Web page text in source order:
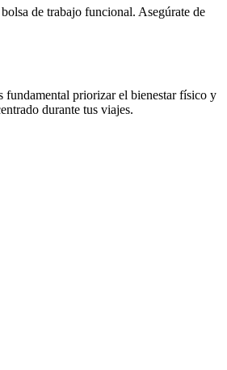
de trabajo funcional. Asegúrate de
fundamental priorizar el bienestar físico y
durante tus viajes.